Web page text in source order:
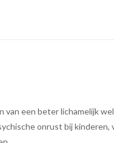
een beter lichamelijk
onrust bij